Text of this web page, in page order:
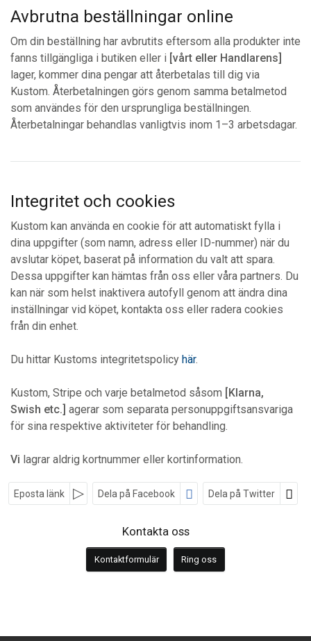
Avbrutna beställningar online
Om din beställning har avbrutits eftersom alla produkter inte
fanns tillgängliga i butiken eller i [vårt eller Handlarens]
lager, kommer dina pengar att återbetalas till dig via
Kustom. Återbetalningen görs genom samma betalmetod
som användes för den ursprungliga beställningen.
Återbetalningar behandlas vanligtvis inom 1–3 arbetsdagar.
Integritet och cookies
Kustom kan använda en cookie för att automatiskt fylla i
dina uppgifter (som namn, adress eller ID-nummer) när du
avslutar köpet, baserat på information du valt att spara.
Dessa uppgifter kan hämtas från oss eller våra partners. Du
kan när som helst inaktivera autofyll genom att ändra dina
inställningar vid köpet, kontakta oss eller radera cookies
från din enhet.
Du hittar Kustoms integritetspolicy här.
Kustom, Stripe och varje betalmetod såsom
[Klarna,
Swish etc.] agerar som separata personuppgiftsansvariga
för sina respektive aktiviteter för behandling.
Vi lagrar aldrig kortnummer eller kortinformation.
Eposta länk Dela på Facebook Dela på Twitter
Sociala medier
Kontakta oss
Kontaktformulär Ring oss